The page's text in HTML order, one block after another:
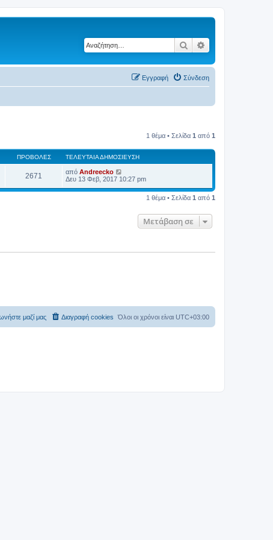
Αναζήτηση
Σύνδεση
Εγγραφή
1 θέμα • Σελίδα 1 από 1
ΠΡΟΒΟΛΈΣ ΤΕΛΕΥΤΑΊΑ ΔΗΜΟΣΊΕΥΣΗ
2671 από Andreecko
Δευ 13 Φεβ, 2017 10:27 pm
1 θέμα • Σελίδα 1 από 1
Μετάβαση σε
Όλοι οι χρόνοι είναι UTC+03:00
Διαγραφή cookies
μαζί μας